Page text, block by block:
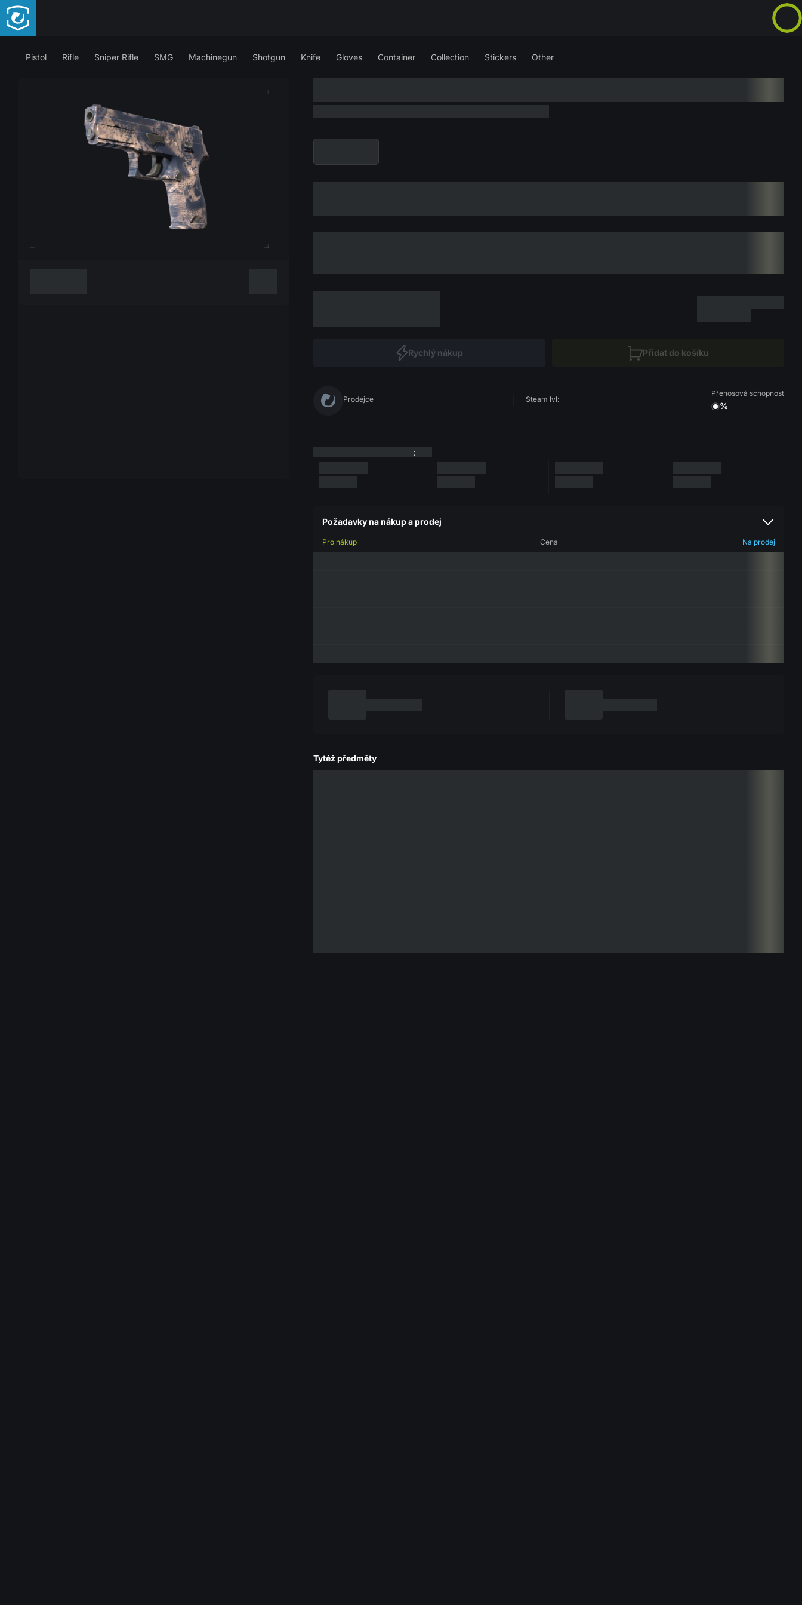
Pistol Rifle Sniper Rifle SMG Machinegun Shotgun Knife Gloves Container Collection Stickers Other
Rychlý nákup Přidat do košíku
Prodejce Steam lvl:
Přenosová schopnost
%
:
Požadavky na nákup a prodej
Pro nákup Cena Na prodej
Tytéž předměty